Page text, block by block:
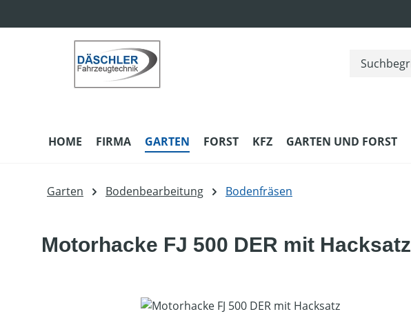
HOME FIRMA GARTEN FORST KFZ GARTEN UND FORST
Garten Bodenbearbeitung Bodenfräsen
Motorhacke FJ 500 DER mit Hacksatz
Bildergalerie überspringen